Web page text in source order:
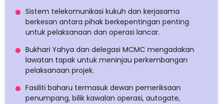
Sistem telekomunikasi kukuh dan kerjasama
berkesan antara pihak berkepentingan penting
untuk pelaksanaan dan operasi lancar.
Bukhari Yahya dan delegasi MCMC mengadakan
lawatan tapak untuk meninjau perkembangan
pelaksanaan projek.
Fasiliti baharu termasuk dewan pemeriksaan
penumpang, bilik kawalan operasi, autogate,